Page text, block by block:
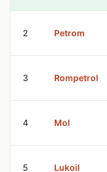
2 Petrom
3 Rompetrol
4 Mol
5 Lukoil